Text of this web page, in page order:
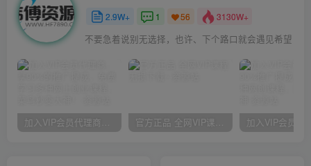
2.9W+ 1 56 3130W+
不要急着说别无选择，也许、下个路口就会遇见希望
加入VIP会员代理商，享90%的推广提成，免费学习多种网上创业课程，菜鸟秒变大神！ 官方正品 全网VIP课程 无损下载~